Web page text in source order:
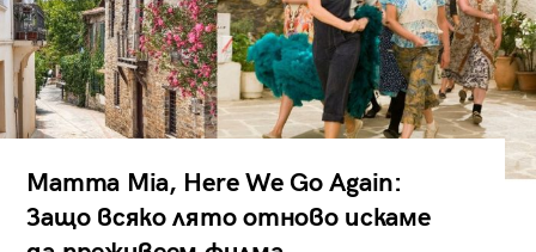
Mamma Mia, Here We Go Again:
Защо всяко лято отново искаме